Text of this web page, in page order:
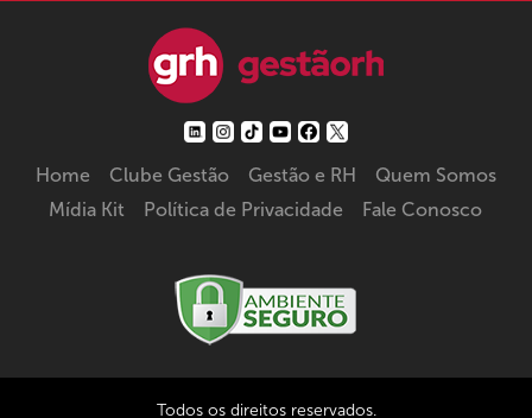
Home Clube Gestão Gestão e RH
Quem Somos
Mídia Kit
Política de Privacidade Fale Conosco
Todos os direitos reservados.